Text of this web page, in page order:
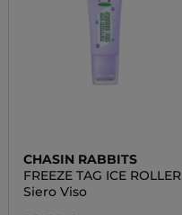
CHASIN RABBITS
FREEZE TAG ICE ROLLER
Siero Viso